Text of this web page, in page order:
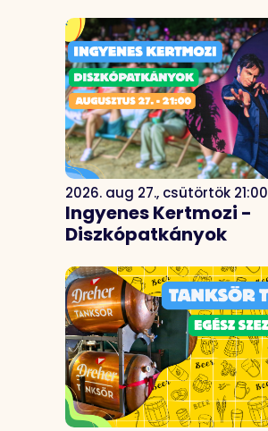
2026. aug 27., csütörtök 21:00
Ingyenes Kertmozi -
Diszkópatkányok